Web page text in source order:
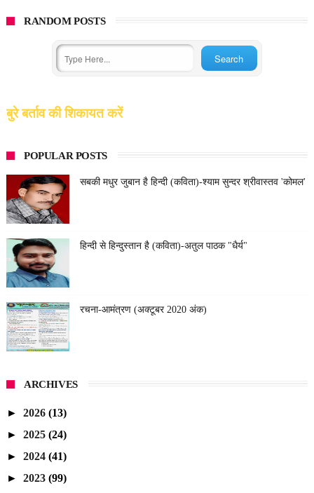
RANDOM POSTS
बुरे बर्ताव की शिकायत करें
POPULAR POSTS
सबकी मधुर जुबान है हिन्दी (कविता)-श्याम सुन्दर श्रीवास्तव 'कोमल'
हिन्दी से हिन्दुस्तान है (कविता)-अतुल पाठक "धैर्य"
रचना-आमंत्रण (अक्टूबर 2020 अंक)
ARCHIVES
► 2026 (13)
► 2025 (24)
► 2024 (41)
► 2023 (99)